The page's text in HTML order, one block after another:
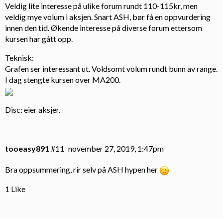
Veldig lite interesse på ulike forum rundt 110-115kr, men
veldig mye volum i aksjen. Snart ASH, bør få en oppvurdering
innen den tid. Økende interesse på diverse forum ettersom
kursen har gått opp.
Teknisk:
Grafen ser interessant ut. Voldsomt volum rundt bunn av range.
I dag stengte kursen over MA200.
Disc: eier aksjer.
tooeasy891 november 27, 2019, 1:47pm
#11
Bra oppsummering, rir selv på ASH hypen her
1 Like